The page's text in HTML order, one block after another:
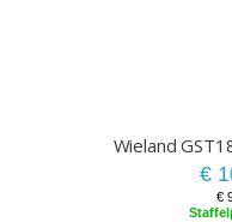
Wieland
€
€